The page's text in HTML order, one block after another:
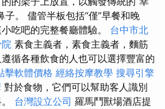
子。 儘管半板包括“僅”早餐和晚
吃吧的完整餐廳體驗。 台中市北
素食主義者，素食主義者，麵筋
循各種飲食的人也可以選擇豐富的
擊軟體價格 經絡按摩教學 搜尋引擎
對於食物，它們可以幫助客人識別
台灣設立公司 羅馬鬥獸場酒店提